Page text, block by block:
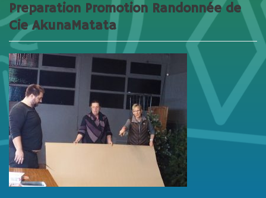
Preparation Promotion Randonnée de
Cie AkunaMatata